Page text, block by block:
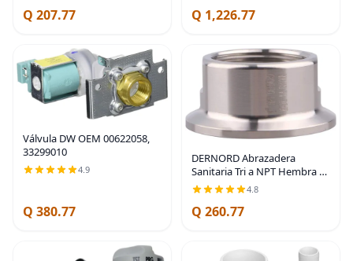
Q 207.77
PEX, Cobre, CPVC, PE-RT,
Q 1,226.77
Válvula DW OEM 00622058,
33299010
4.9
Q 380.77
DERNORD Abrazadera
Sanitaria Tri a NPT Hembra Tri
Clover (1" NPT Hembra
(abrazadera Tri de 1.5
pulgadas))
4.8
Q 260.77